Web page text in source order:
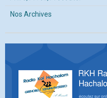
Nos Archives